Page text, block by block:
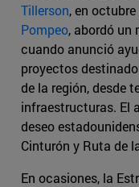
Tillerson, en
Pompeo, abordó un
cuando anunció
proyectos
de la región, desde
infraestructuras. El
deseo
Cinturón y Ruta de
En ocasiones, la